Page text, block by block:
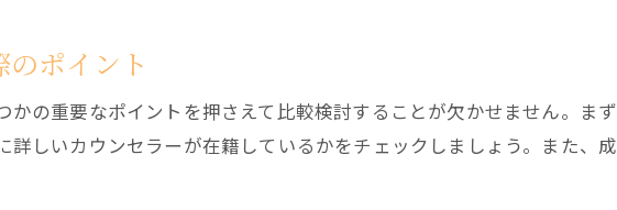
相性の良い結婚相談所を見極める質問術
千歳市で自分に合う結婚相談所を探すコツ
結婚相談所面談で理想の婚活像を共有する
ポイント
の重要なポイントを押さえて比較検討することが欠かせません。ま
しいカウンセラーが在籍しているかをチェックしましょう。また、